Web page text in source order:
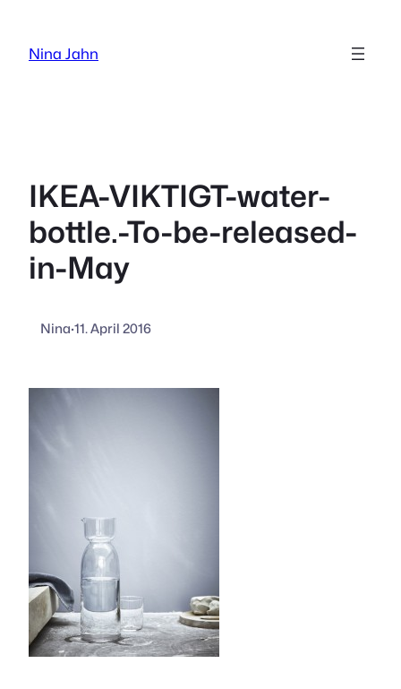
springen
Nina Jahn
IKEA-VIKTIGT-water-
bottle.-To-be-released-
in-May
Nina·11. April 2016